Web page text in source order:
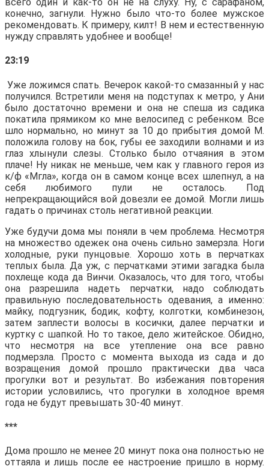
конечно, загнули. Нужно было что-то более мужское
рекомендовать. К примеру, килт! В нем и естественную
нужду справлять удобнее и вообще!
23:19
Уже ложимся спать. Вечерок какой-то смазанный у нас
получился. Встретили меня на подступах к метро, у Ани
было достаточно времени и она не спеша из садика
покатила прямиком ко мне велосипед с ребенком. Все
шло нормально, но минут за 10 до прибытия домой М.
положила голову на бок, губы ее заходили волнами и из
глаз хлынули слезы. Столько было отчаяния в этом
плаче! Ну никак не меньше, чем как у главного героя из
к/ф «Мгла», когда он в самом конце всех шлепнул, а на
себя любимого пули не осталось. Под
непрекращающийся вой довезли ее домой. Могли лишь
гадать о причинах столь негативной реакции.
Уже будучи дома мы поняли в чем проблема. Несмотря
на множество одежек она очень сильно замерзла. Ноги
холодные, руки пунцовые. Хорошо хоть в перчатках
теплых была. Да уж, с перчатками этими загадка была
похлеще кода да Винчи. Оказалось, что для того, чтобы
она разрешила надеть перчатки, надо соблюдать
правильную последовательность одевания, а именно:
майку, подгузник, бодик, кофту, колготки, комбинезон,
затем заплести волосы в косички, далее перчатки и
куртку с шапкой. Но то такое, дело житейское. Обидно,
что несмотря на все утепление она все равно
подмерзла. Просто с момента выхода из сада и до
возращения домой прошло практически два часа
прогулки вот и результат. Во избежания повторения
истории условились, что прогулки в холодное время
года не будут превышать 30-40 минут.
***
Дома прошло не менее 20 минут пока она полностью не
оттаяла и лишь после ее настроение пришло в норму.